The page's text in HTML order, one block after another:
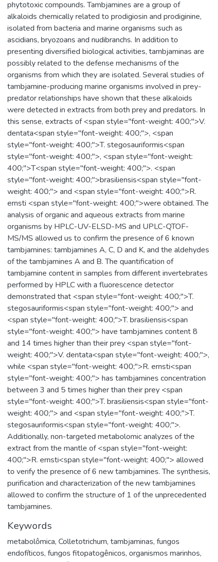
phytotoxic compounds. Tambjamines are a group of
alkaloids chemically related to prodigiosin and prodiginine,
isolated from bacteria and marine organisms such as
ascidians, bryozoans and nudibranchs. In addition to
presenting diversified biological activities, tambjaminas are
possibly related to the defense mechanisms of the
organisms from which they are isolated. Several studies of
tambjamine-producing marine organisms involved in prey-
predator relationships have shown that these alkaloids
were detected in extracts from both prey and predators. In
this sense, extracts of <span style="font-weight: 400;">V.
dentata<span style="font-weight: 400;">, <span
style="font-weight: 400;">T. stegosauriformis<span
style="font-weight: 400;">, <span style="font-weight:
400;">T<span style="font-weight: 400;">. <span
style="font-weight: 400;">brasiliensis<span style="font-
weight: 400;"> and <span style="font-weight: 400;">R.
ernsti <span style="font-weight: 400;">were obtained. The
analysis of organic and aqueous extracts from marine
organisms by HPLC-UV-ELSD-MS and UPLC-QTOF-
MS/MS allowed us to confirm the presence of 6 known
tambjamines: tambjamines A, C, D and K, and the aldehydes
of the tambjamines A and B. The quantification of
tambjamine content in samples from different invertebrates
performed by HPLC with a fluorescence detector
demonstrated that <span style="font-weight: 400;">T.
stegosauriformis<span style="font-weight: 400;"> and
<span style="font-weight: 400;">T. brasiliensis<span
style="font-weight: 400;"> have tambjamines content 8
and 14 times higher than their prey <span style="font-
weight: 400;">V. dentata<span style="font-weight: 400;">,
while <span style="font-weight: 400;">R. ernsti<span
style="font-weight: 400;"> has tambjamines concentration
between 3 and 5 times higher than their prey <span
style="font-weight: 400;">T. brasiliensis<span style="font-
weight: 400;"> and <span style="font-weight: 400;">T.
stegosauriformis<span style="font-weight: 400;">.
Additionally, non-targeted metabolomic analyzes of the
extract from the mantle of <span style="font-weight:
400;">R. ernsti<span style="font-weight: 400;"> allowed
to verify the presence of 6 new tambjamines. The synthesis,
purification and characterization of the new tambjamines
allowed to confirm the structure of 1 of the unprecedented
tambjamines.
Keywords
metabolômica, Colletotrichum, tambjaminas, fungos
endofíticos, fungos fitopatogênicos, organismos marinhos,